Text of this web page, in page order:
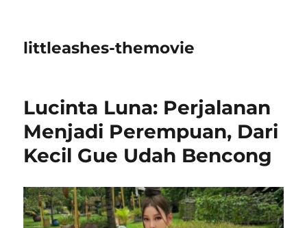
littleashes-themovie
Lucinta Luna: Perjalanan
Menjadi Perempuan, Dari
Kecil Gue Udah Bencong